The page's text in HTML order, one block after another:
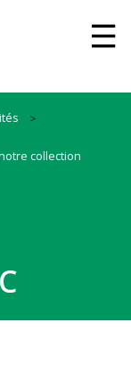
collection